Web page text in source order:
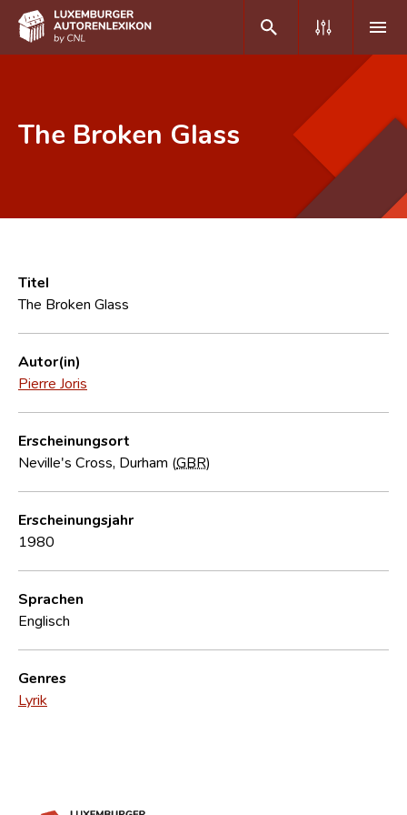
Häufige Fragen und Antworten
CNL
Forschungsgruppe
Kontakt
The Broken Glass
Titel
The Broken Glass
Autor(in)
Pierre Joris
Erscheinungsort
Neville's Cross, Durham (GBR)
Erscheinungsjahr
1980
Sprachen
Englisch
Genres
Lyrik